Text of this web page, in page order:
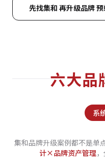
先找集和 再升级品牌
六大品
系
集和品牌升级案例都不是单
计×品牌资产管理